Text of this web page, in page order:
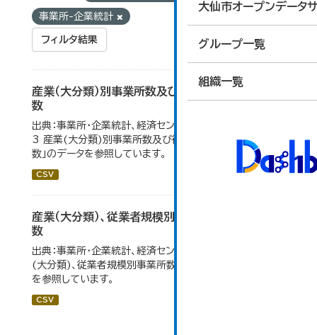
大仙市オープンデータ
グループ一覧
組織一覧
事業所-企業統計
フィルタ結果
産業（大分類）別事業所数及び従業の地位別従業者
数
出典：事業所・企業統計、経済センサス。 大仙市の統計「4-
3 産業(大分類)別事業所数及び従業上の地位別従業者
数」のデータを参照しています。
CSV
産業（大分類）、従業者規模別事業所数及び従業者
数
出典：事業所・企業統計、経済センサス。大仙市の統計「産業
(大分類)、従業者規模別事業所数及び従業者数」のデータ
を参照しています。
CSV